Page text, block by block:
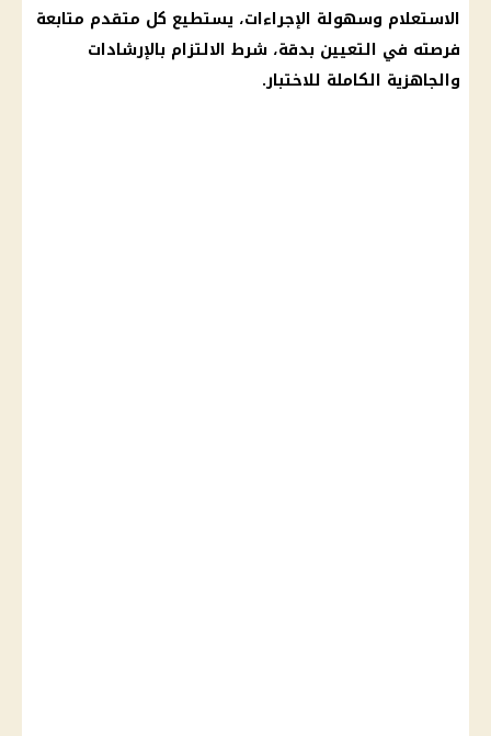
الاستعلام وسهولة الإجراءات، يستطيع كل متقدم متابعة
فرصته في التعيين بدقة، شرط الالتزام بالإرشادات
والجاهزية الكاملة للاختبار.